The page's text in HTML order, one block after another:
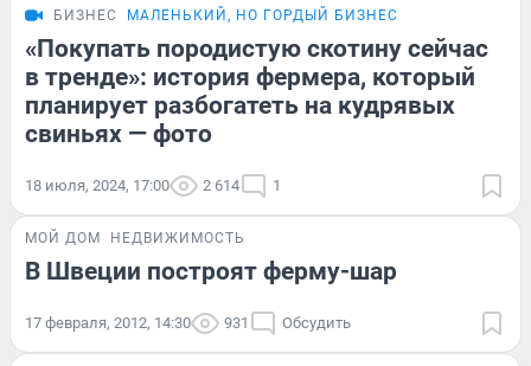
БИЗНЕС МАЛЕНЬКИЙ, НО ГОРДЫЙ БИЗНЕС
«Покупать породистую скотину сейчас
в тренде»: история фермера, который
планирует разбогатеть на кудрявых
свиньях — фото
18 июля, 2024, 17:00 2 614 1
МОЙ ДОМ НЕДВИЖИМОСТЬ
В Швеции построят ферму-шар
17 февраля, 2012, 14:30 931 Обсудить